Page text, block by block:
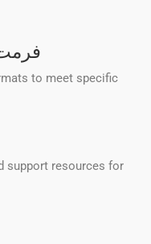
to meet specific
support resources for